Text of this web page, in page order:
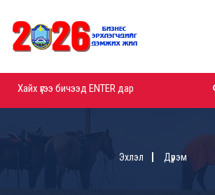
Эхлэл Дүрэм